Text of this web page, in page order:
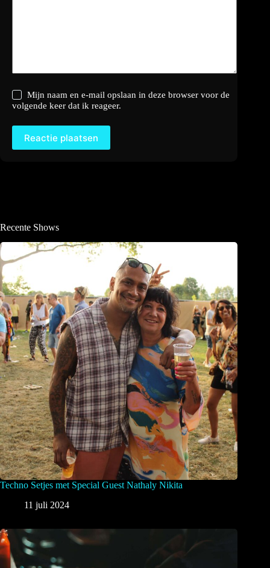
Mijn naam en e-mail opslaan in deze browser voor de
volgende keer dat ik reageer.
Reactie plaatsen
Recente Shows
Techno Setjes met Special Guest Nathaly Nikita
11 juli 2024